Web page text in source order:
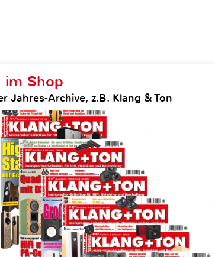
im Shop
Jahres-Archive, z.B. Klang & Ton